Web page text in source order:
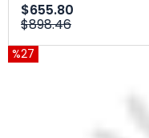
$655.80
$898.46
%27